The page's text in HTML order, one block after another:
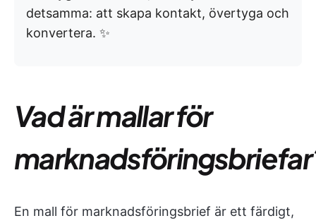
detsamma: att skapa kontakt, övertyga och
konvertera. ✨
Vad är mallar för
En mall för marknadsföringsbrief är ett färdigt,